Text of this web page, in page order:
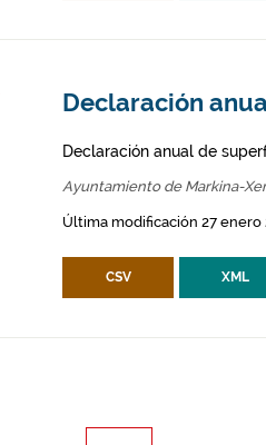
Declaración
Declaración anual de
Ayuntamiento de Markina-
Última modificación 27 enero
CSV XML